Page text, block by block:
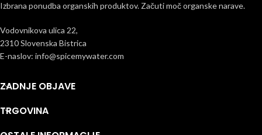
Izbrana ponudba organskih produktov. Začuti moč organske narave.
Vodovnikova ulica 22,
2310 Slovenska Bistrica
E-naslov: info@spicemywater.com
ZADNJE OBJAVE
TRGOVINA